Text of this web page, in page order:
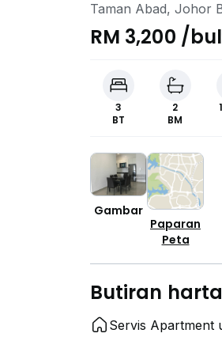
Taman Abad, Johor
RM 3,200 /
3
BT
2
BM
Gambar
Paparan
Peta
Butiran
Servis Apartment